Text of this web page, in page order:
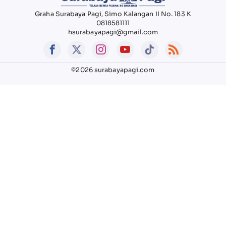
Graha Surabaya Pagi, Simo Kalangan II No. 183 K
0818581111
hsurabayapagi@gmail.com
©2026 surabayapagi.com